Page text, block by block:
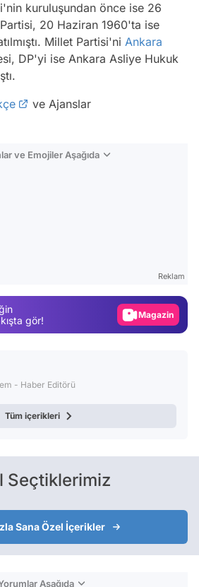
kuruluşundan önce ise 26
20 Haziran 1960'ta ise
Millet Partisi'ni Ankara
DP'yi ise Ankara Asliye Hukuk
ve Ajanslar
ve Emojiler Aşağıda
Reklam
gör!
Magazin
- Haber Editörü
Tüm içerikleri
Seçtiklerimiz
Sana Özel İçerikler
Aşağıda